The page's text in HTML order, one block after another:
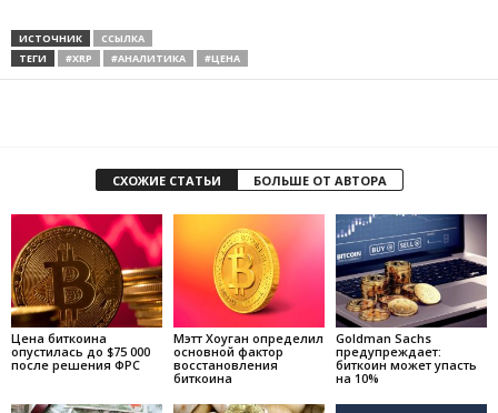
ИСТОЧНИК
ССЫЛКА
ТЕГИ
#XRP #АНАЛИТИКА #ЦЕНА
СХОЖИЕ СТАТЬИ БОЛЬШЕ ОТ АВТОРА
Цена биткоина
опустилась до $75 000
после решения ФРС
Мэтт Хоуган определил
основной фактор
восстановления
биткоина
Goldman Sachs
предупреждает:
биткоин может упасть
на 10%